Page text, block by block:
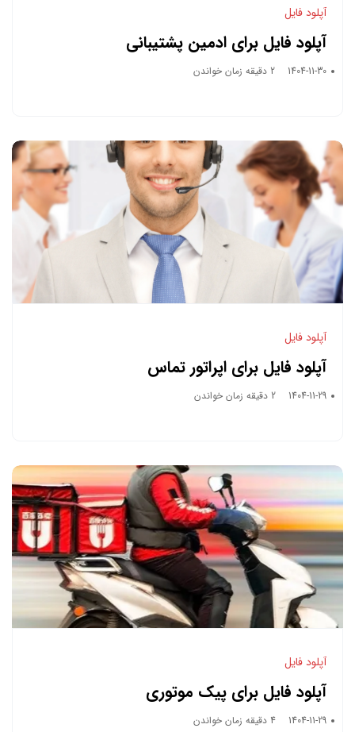
آپلود فایل
آپلود فایل برای ادمین پشتیبانی
1404-11-30 2 دقیقه زمان خواندن
آپلود فایل
آپلود فایل برای اپراتور تماس
1404-11-29 2 دقیقه زمان خواندن
آپلود فایل
آپلود فایل برای پیک موتوری
1404-11-29 4 دقیقه زمان خواندن